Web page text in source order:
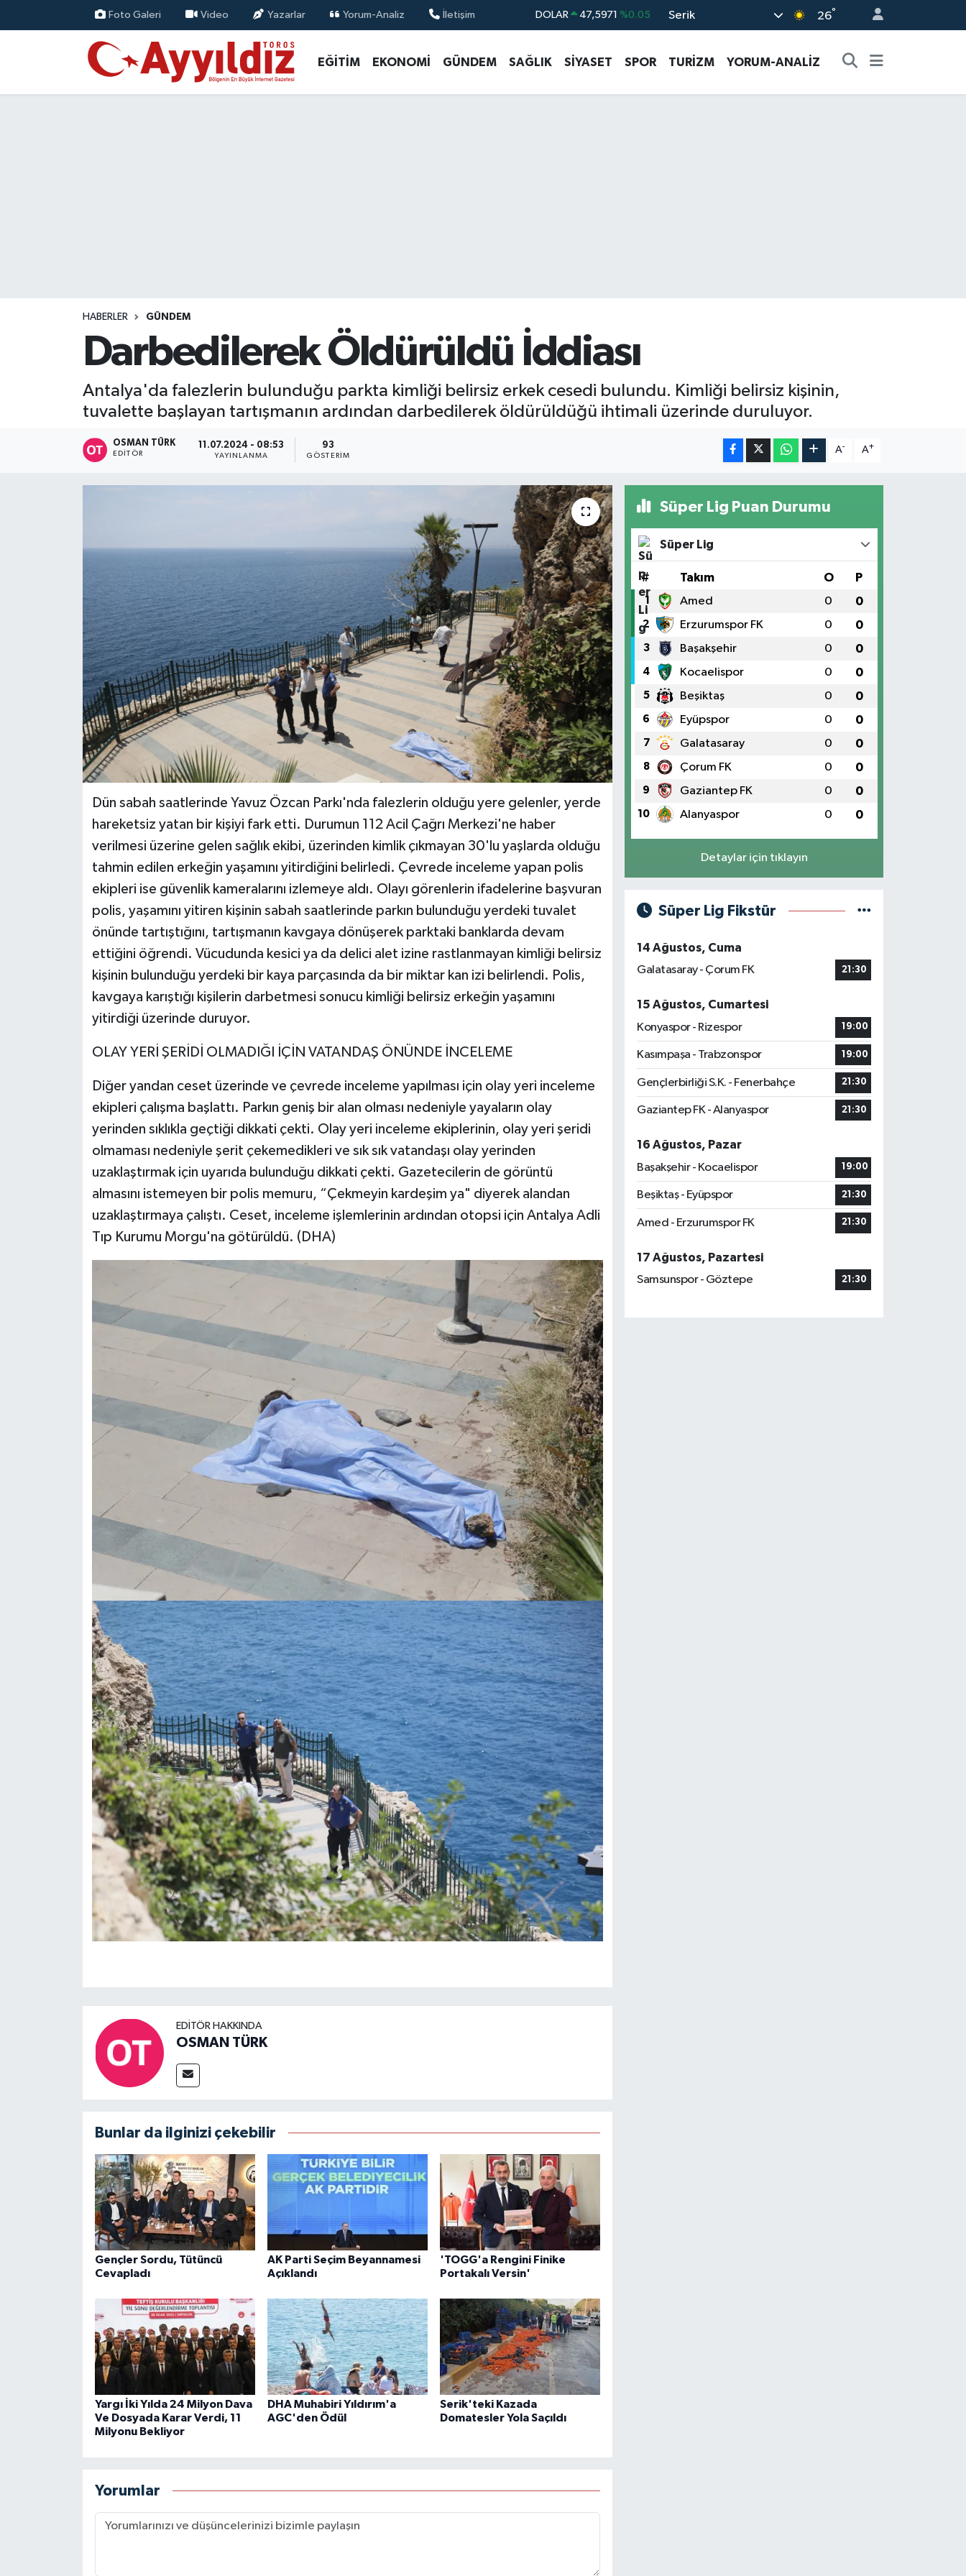
Foto Galeri Video Yazarlar Yorum-Analiz İletişim DOLAR 47,5971 %0.05
STERLİN 64,2534 %0.22
GRAM ALTIN 6518.23 %0.39
Serik 26°
EĞİTİM EKONOMİ GÜNDEM SAĞLIK SİYASET SPOR TURİZM YORUM-ANALİZ
HABERLER GÜNDEM
Darbedilerek Öldürüldü İddiası
Antalya'da falezlerin bulunduğu parkta kimliği belirsiz erkek cesedi bulundu. Kimliği belirsiz kişinin,
tuvalette başlayan tartışmanın ardından darbedilerek öldürüldüğü ihtimali üzerinde duruluyor.
OSMAN TÜRK
EDITÖR
11.07.2024 - 08:53
YAYINLANMA
93
GÖSTERIM
A- A+
Dün sabah saatlerinde Yavuz Özcan Parkı'nda falezlerin olduğu yere gelenler, yerde
hareketsiz yatan bir kişiyi fark etti. Durumun 112 Acil Çağrı Merkezi'ne haber
verilmesi üzerine gelen sağlık ekibi, üzerinden kimlik çıkmayan 30'lu yaşlarda olduğu
tahmin edilen erkeğin yaşamını yitirdiğini belirledi. Çevrede inceleme yapan polis
ekipleri ise güvenlik kameralarını izlemeye aldı. Olayı görenlerin ifadelerine başvuran
polis, yaşamını yitiren kişinin sabah saatlerinde parkın bulunduğu yerdeki tuvalet
önünde tartıştığını, tartışmanın kavgaya dönüşerek parktaki banklarda devam
ettiğini öğrendi. Vücudunda kesici ya da delici alet izine rastlanmayan kimliği belirsiz
kişinin bulunduğu yerdeki bir kaya parçasında da bir miktar kan izi belirlendi. Polis,
kavgaya karıştığı kişilerin darbetmesi sonucu kimliği belirsiz erkeğin yaşamını
yitirdiği üzerinde duruyor.
OLAY YERİ ŞERİDİ OLMADIĞI İÇİN VATANDAŞ ÖNÜNDE İNCELEME
Diğer yandan ceset üzerinde ve çevrede inceleme yapılması için olay yeri inceleme
ekipleri çalışma başlattı. Parkın geniş bir alan olması nedeniyle yayaların olay
yerinden sıklıkla geçtiği dikkati çekti. Olay yeri inceleme ekiplerinin, olay yeri şeridi
olmaması nedeniyle şerit çekemedikleri ve sık sık vatandaşı olay yerinden
uzaklaştırmak için uyarıda bulunduğu dikkati çekti. Gazetecilerin de görüntü
almasını istemeyen bir polis memuru, “Çekmeyin kardeşim ya" diyerek alandan
uzaklaştırmaya çalıştı. Ceset, inceleme işlemlerinin ardından otopsi için Antalya Adli
Tıp Kurumu Morgu'na götürüldü. (DHA)
EDITÖR HAKKINDA
OSMAN TÜRK
Bunlar da ilginizi çekebilir
Gençler Sordu, Tütüncü
Cevapladı
AK Parti Seçim Beyannamesi
Açıklandı
'TOGG'a Rengini Finike
Portakalı Versin'
Yargı İki Yılda 24 Milyon Dava
Ve Dosyada Karar Verdi, 11
Milyonu Bekliyor
DHA Muhabiri Yıldırım'a
AGC'den Ödül
Serik'teki Kazada
Domatesler Yola Saçıldı
Yorumlar
Süper Lig Puan Durumu
Süper Lig
# Takım O P
1 Amed 0 0
2 Erzurumspor FK 0 0
3 Başakşehir 0 0
4 Kocaelispor 0 0
5 Beşiktaş 0 0
6 Eyüpspor 0 0
7 Galatasaray 0 0
8 Çorum FK 0 0
9 Gaziantep FK 0 0
10 Alanyaspor 0 0
Detaylar için tıklayın
Süper Lig Fikstür
14 Ağustos, Cuma
Galatasaray - Çorum FK
21:30
15 Ağustos, Cumartesi
Konyaspor - Rizespor
19:00
Kasımpaşa - Trabzonspor 19:00
Gençlerbirliği S.K. - Fenerbahçe 21:30
Gaziantep FK - Alanyaspor 21:30
16 Ağustos, Pazar
Başakşehir - Kocaelispor
19:00
Beşiktaş - Eyüpspor 21:30
Amed - Erzurumspor FK 21:30
17 Ağustos, Pazartesi
Samsunspor - Göztepe
21:30